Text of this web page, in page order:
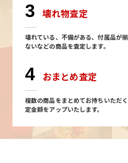
3 壊れ物査定
壊れている、不備がある、付属品が
ないなどの商品を査定します。
4 おまとめ査定
複数の商品をまとめてお持ちいただ
定金額をアップいたします。